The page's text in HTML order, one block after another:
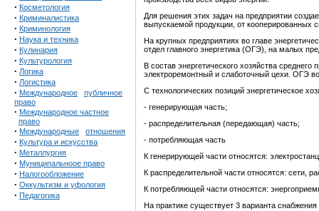
· Косметология
· Криминалистика
· Криминология
· Наука и техника
· Кулинария
· Культурология
· Логика
· Логистика
· Международное
публичное
право
· Международное частное
право
· Международные отношения
· Культура и искусства
· Металлургия
· Муниципальноое право
· Налогообложение
· Оккультизм и уфология
· Педагогика
Для решения этих задач на предприятии
выпускаемой продукции, от кооперированных
На крупных предприятиях во главе
отдел главного энергетика (ОГЭ), на малых
В состав энергетического хозяйства
электроремонтный и слаботочный цехи. ОГЭ
С технологических позиций энергетическое
- генерирующая часть;
- распределительная (передающая) часть;
- потребляющая часть
К генерирующей части относятся:
К распределительной части относятся: сети,
К потребляющей части относятся:
На практике существует 3 варианта снабжения